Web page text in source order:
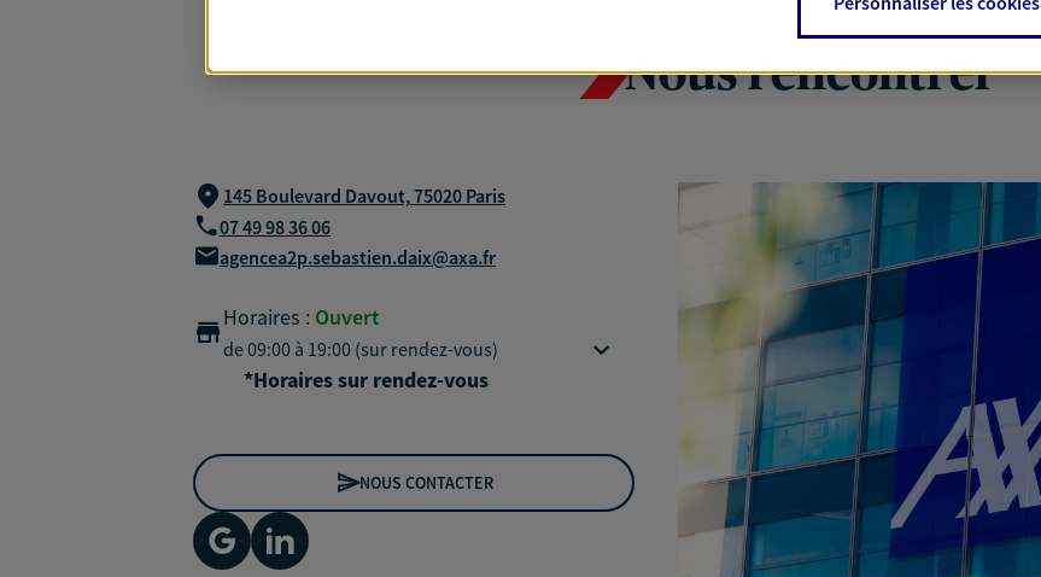
Nous rencontrer
145 Boulevard Davout,75020 Paris
07 49 98 36 06
agencea2p.sebastien.daix@axa.fr
Horaires : Ouvert
de 09:00 à 19:00 (sur rendez-vous)
*Horaires sur rendez-vous
NOUS CONTACTER